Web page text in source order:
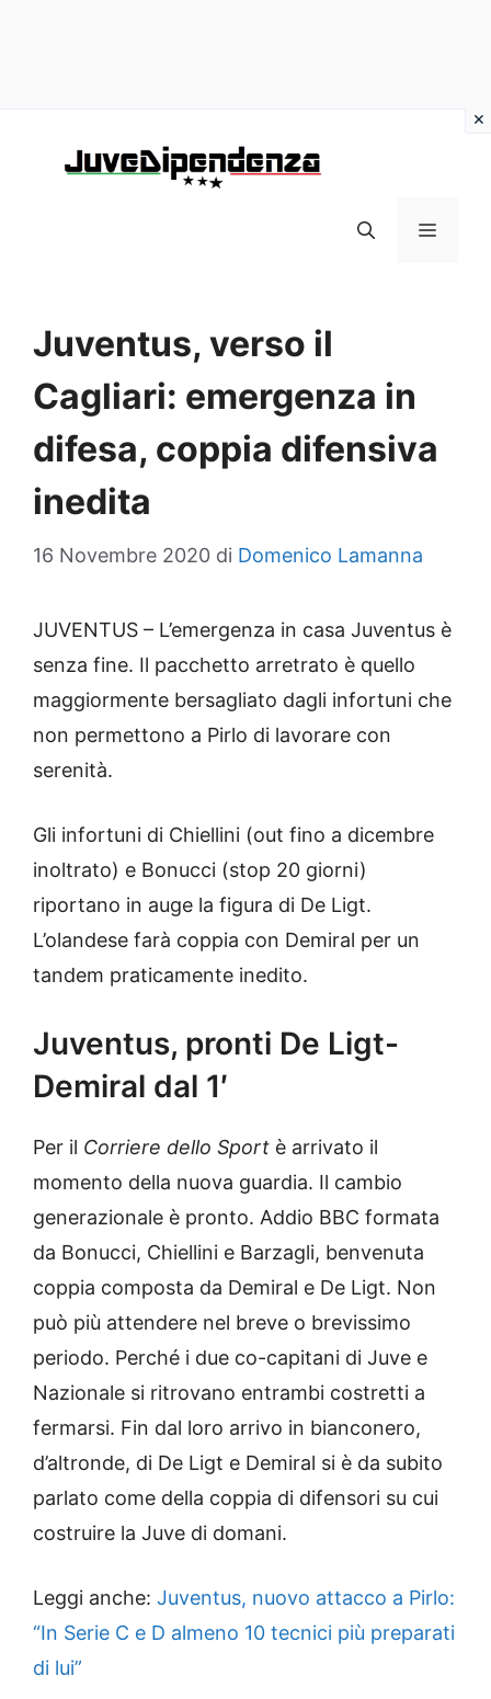
MENU
Juventus, verso il
Cagliari: emergenza in
difesa, coppia difensiva
inedita
16 Novembre 2020 di Domenico Lamanna
JUVENTUS – L’emergenza in casa Juventus è
senza fine. Il pacchetto arretrato è quello
maggiormente bersagliato dagli infortuni che
non permettono a Pirlo di lavorare con
serenità.
Gli infortuni di Chiellini (out fino a dicembre
inoltrato) e Bonucci (stop 20 giorni)
riportano in auge la figura di De Ligt.
L’olandese farà coppia con Demiral per un
tandem praticamente inedito.
Juventus, pronti De Ligt-
Demiral dal 1′
Per il Corriere dello Sport è arrivato il
momento della nuova guardia. Il cambio
generazionale è pronto. Addio BBC formata
da Bonucci, Chiellini e Barzagli, benvenuta
coppia composta da Demiral e De Ligt. Non
può più attendere nel breve o brevissimo
periodo. Perché i due co-capitani di Juve e
Nazionale si ritrovano entrambi costretti a
fermarsi. Fin dal loro arrivo in bianconero,
d’altronde, di De Ligt e Demiral si è da subito
parlato come della coppia di difensori su cui
costruire la Juve di domani.
Leggi anche: Juventus, nuovo attacco a Pirlo:
“In Serie C e D almeno 10 tecnici più preparati
di lui”